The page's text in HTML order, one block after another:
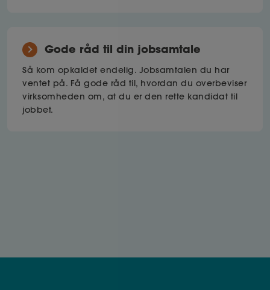
Gode råd til din jobsamtale
Så kom opkaldet endelig. Jobsamtalen du har
ventet på. Få gode råd til, hvordan du overbeviser
virksomheden om, at du er den rette kandidat til
jobbet.